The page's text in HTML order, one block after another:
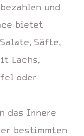
und
bietet
Säfte,
Lachs,
oder
das Innere
bestimmten